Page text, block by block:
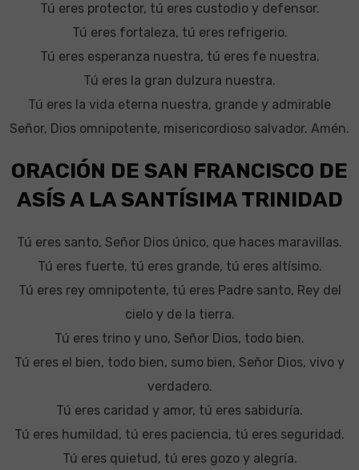
Tú eres protector, tú eres custodio y defensor.
Tú eres fortaleza, tú eres refrigerio.
Tú eres esperanza nuestra, tú eres fe nuestra.
Tú eres la gran dulzura nuestra.
Tú eres la vida eterna nuestra, grande y admirable
Señor, Dios omnipotente, misericordioso salvador. Amén.
ORACIÓN DE SAN FRANCISCO DE
ASÍS A LA SANTÍSIMA TRINIDAD
Tú eres santo, Señor Dios único, que haces maravillas.
Tú eres fuerte, tú eres grande, tú eres altísimo.
Tú eres rey omnipotente, tú eres Padre santo, Rey del
cielo y de la tierra.
Tú eres trino y uno, Señor Dios, todo bien.
Tú eres el bien, todo bien, sumo bien, Señor Dios, vivo y
verdadero.
Tú eres caridad y amor, tú eres sabiduría.
Tú eres humildad, tú eres paciencia, tú eres seguridad.
Tú eres quietud, tú eres gozo y alegría.